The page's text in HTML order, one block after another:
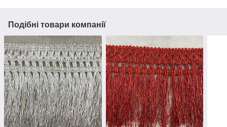
Подібні товари компанії